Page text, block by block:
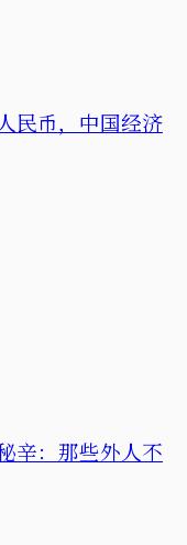
民币，中国经济
辛：那些外人不